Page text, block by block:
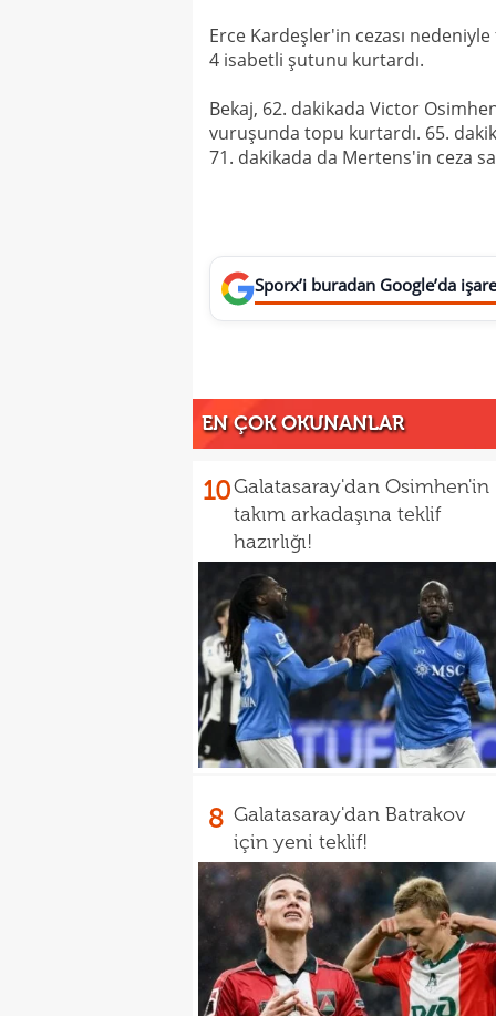
Erce Kardeşler'in cezası
4 isabetli şutunu kurtardı.
Bekaj, 62. dakikada Victor
vuruşunda topu kurtardı. 65.
71. dakikada da Mertens'in ceza
Sporx’i buradan Google’da
EN ÇOK OKUNANLAR
10Galatasaray'dan Osimhen'in
takım arkadaşına teklif
hazırlığı!
8 Galatasaray'dan Batrakov
için yeni teklif!